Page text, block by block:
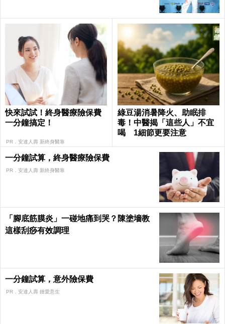
快來試試！終身醫療險保費
一分鐘搞定！
PR．安達人壽 新終身醫靠
綠豆湯消暑降火、助眠排
毒！中醫揭「這些人」不宜
喝 1細節更要注意
一分鐘試算，終身醫療險保費
PR．安達人壽 新終身醫靠
「腳底筋膜炎」一碰地痛到哭？陳塗墻教
這樣刮痧有效調理
一分鐘試算，意外險保費
PR．安達人壽 鍾愛意生